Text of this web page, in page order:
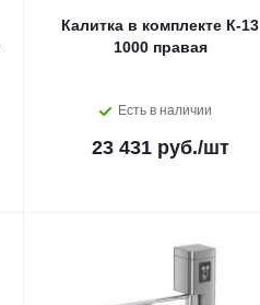
Калитка в комплекте К-13
1000 правая
Есть в наличии
23 431 руб./шт